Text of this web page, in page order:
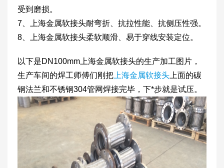
受到磨损。
7、上海金属软接头耐弯折、抗拉性能、抗侧压性强。
8、上海金属软接头柔软顺滑、易于穿线安装定位。
以下是DN100mm上海金属软接头的生产加工图片，
生产车间的焊工师傅们刚把 上海金属软接头 上面的碳
钢法兰和不锈钢304管网焊接完毕，下*步就是试压。